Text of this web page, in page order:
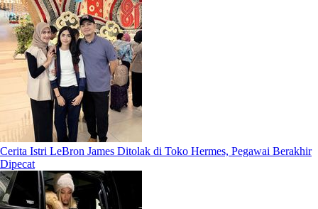
Cerita Istri LeBron James Ditolak di Toko Hermes, Pegawai Berakhir
Dipecat